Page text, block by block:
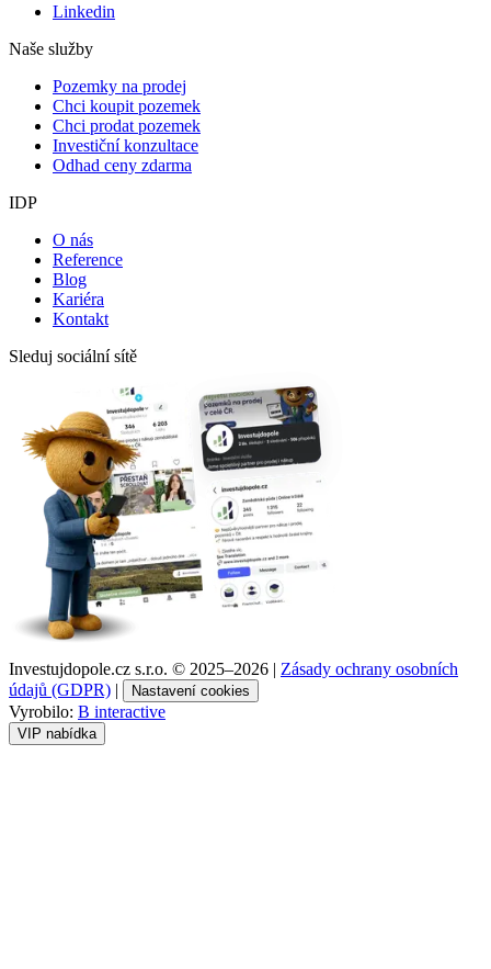
Linkedin
Naše služby
Pozemky na prodej
Chci koupit pozemek
Chci prodat pozemek
Investiční konzultace
Odhad ceny zdarma
IDP
O nás
Reference
Blog
Kariéra
Kontakt
Sleduj sociální sítě
Investujdopole.cz s.r.o. © 2025–2026 | Zásady ochrany osobních
údajů (GDPR) | Nastavení cookies
Vyrobilo: B interactive
VIP nabídka